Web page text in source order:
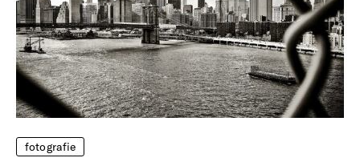
fotografie